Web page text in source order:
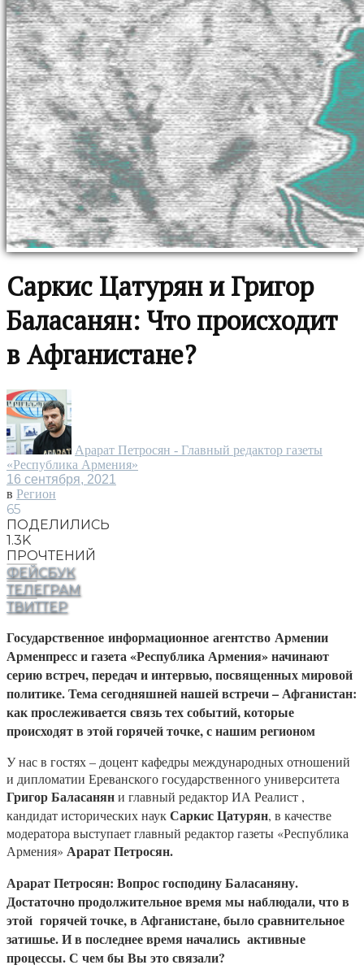
Саркис Цатурян и Григор
Баласанян: Что происходит
в Афганистане?
Арарат Петросян - Главный редактор газеты
«Республика Армения»
16 сентября, 2021
в Регион
65
ПОДЕЛИЛИСЬ
1.3K
ПРОЧТЕНИЙ
ФЕЙСБУК
ТЕЛЕГРАМ
ТВИТТЕР
Государственное информационное агентство Армении
Арменпресс и газета «Республика Армения» начинают
серию встреч, передач и интервью, посвященных мировой
политике. Тема сегодняшней нашей встречи – Афганистан:
как прослеживается связь тех событий, которые
происходят в этой горячей точке, с нашим регионом
У нас в гостях – доцент кафедры международных отношений
и дипломатии Ереванского государственного университета
Григор Баласаняни главный редактор ИА Реалист ,
кандидат исторических наукСаркис Цатурян, в качестве
модератора выступает главный редактор газеты «Республика
Армения» Арарат Петросян.
Арарат Петросян: Вопрос господину Баласаняну.
Достаточно продолжительное время мы наблюдали, что в
этой горячей точке, в Афганистане, было сравнительное
затишье. И в последнее время начались активные
процессы. С чем бы Вы это связали?